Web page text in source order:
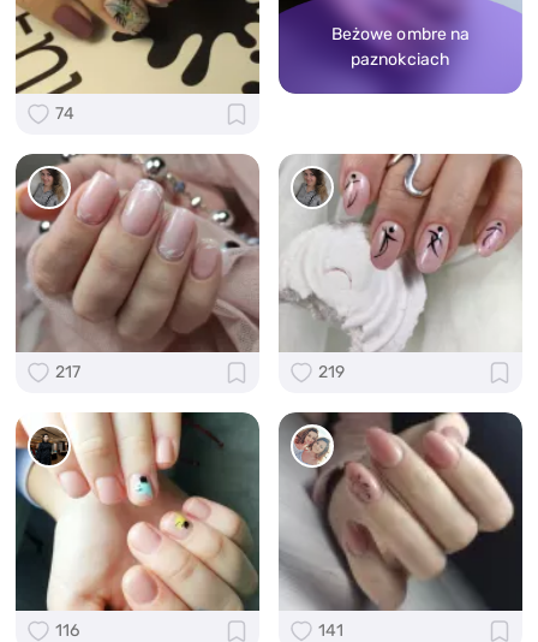
74
Beżowe ombre na
paznokciach
217 219
116 141